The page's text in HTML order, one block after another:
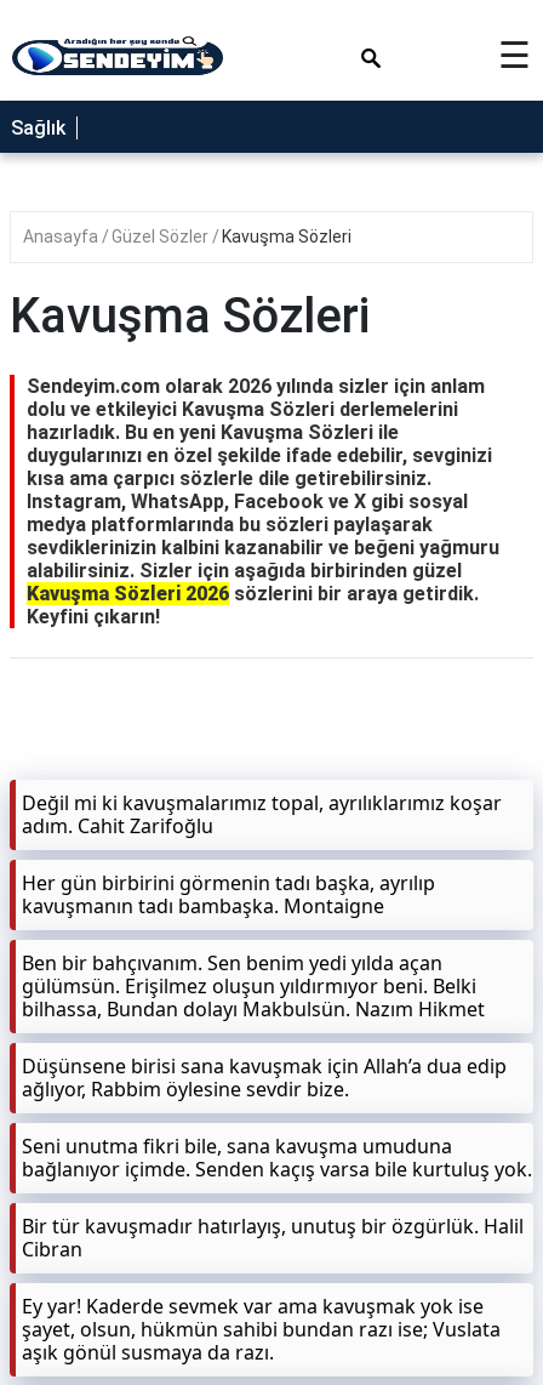
SAĞLIK
NEDİR
YEMEK
RÜYA
GEZİLECEK
YERLER
BLOG
☰
Sağlık
Anasayfa Güzel Sözler Kavuşma Sözleri
Kavuşma Sözleri
Sendeyim.com olarak 2026 yılında sizler için anlam
dolu ve etkileyici Kavuşma Sözleri derlemelerini
hazırladık. Bu en yeni Kavuşma Sözleri ile
duygularınızı en özel şekilde ifade edebilir, sevginizi
kısa ama çarpıcı sözlerle dile getirebilirsiniz.
Instagram, WhatsApp, Facebook ve X gibi sosyal
medya platformlarında bu sözleri paylaşarak
sevdiklerinizin kalbini kazanabilir ve beğeni yağmuru
alabilirsiniz. Sizler için aşağıda birbirinden güzel
Kavuşma Sözleri 2026 sözlerini bir araya getirdik.
Keyfini çıkarın!
Değil mi ki kavuşmalarımız topal, ayrılıklarımız koşar
adım. Cahit Zarifoğlu
Her gün birbirini görmenin tadı başka, ayrılıp
kavuşmanın tadı bambaşka. Montaigne
Ben bir bahçıvanım. Sen benim yedi yılda açan
gülümsün. Erişilmez oluşun yıldırmıyor beni. Belki
bilhassa, Bundan dolayı Makbulsün. Nazım Hikmet
Düşünsene birisi sana kavuşmak için Allah’a dua edip
ağlıyor, Rabbim öylesine sevdir bize.
Seni unutma fikri bile, sana kavuşma umuduna
bağlanıyor içimde. Senden kaçış varsa bile kurtuluş yok.
Bir tür kavuşmadır hatırlayış, unutuş bir özgürlük. Halil
Cibran
Ey yar! Kaderde sevmek var ama kavuşmak yok ise
şayet, olsun, hükmün sahibi bundan razı ise; Vuslata
aşık gönül susmaya da razı.